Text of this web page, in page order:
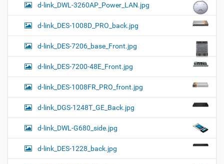
d-link_DWL-3260AP_Power_LAN.jpg
d-link_DES-1008D_PRO_back.jpg
d-link_DES-7206_base_Front.jpg
d-link_DES-7200-48E_Front.jpg
d-link_DES-1008FR_PRO_front.jpg
d-link_DGS-1248T_GE_Back.jpg
d-link_DWL-G680_side.jpg
d-link_DES-1228_back.jpg